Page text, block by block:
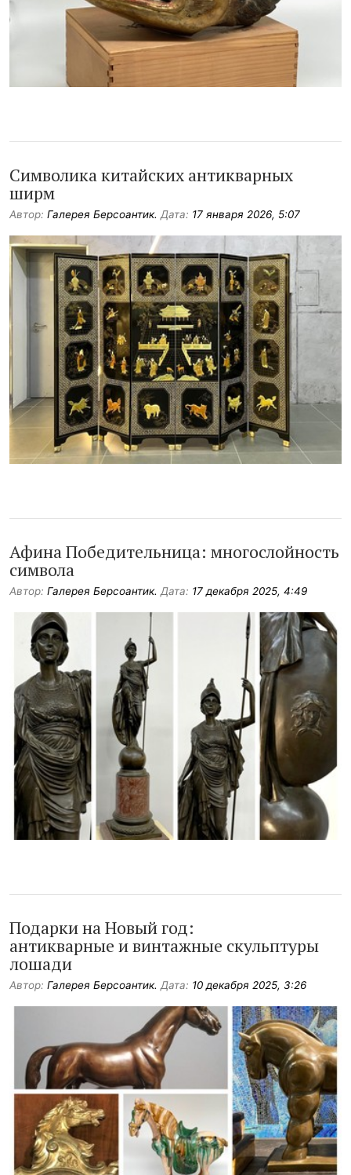
Символика китайских антикварных
ширм
Автор: Галерея Берсоантик. Дата: 17 января 2026, 5:07
Афина Победительница: многослойность
символа
Автор: Галерея Берсоантик. Дата: 17 декабря 2025, 4:49
Подарки на Новый год:
антикварные и винтажные скульптуры
лошади
Автор: Галерея Берсоантик. Дата: 10 декабря 2025, 3:26